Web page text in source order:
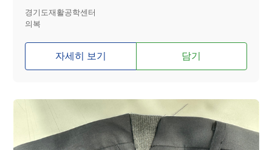
경기도재활공학센터
의복
자세히 보기 담기